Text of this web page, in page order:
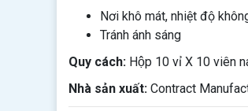
Nơi khô mát, nhiệt độ
Tránh ánh sáng
Quy cách: Hộp 10 vỉ X 10 viên
Nhà sản xuất: Contract